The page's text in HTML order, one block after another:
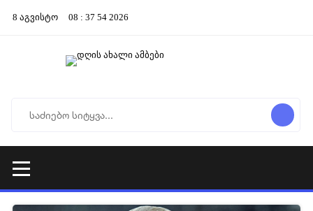
8 აგვისტო 08 : 37 54 2026
27-12-2025 07:24 1 687